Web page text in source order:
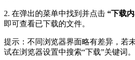
2. 在弹出的菜单中找到并点击 “下载
即可查看已下载的文件。
提示：不同浏览器界面略有差异，若
试在浏览器设置中搜索“下载”关键词。